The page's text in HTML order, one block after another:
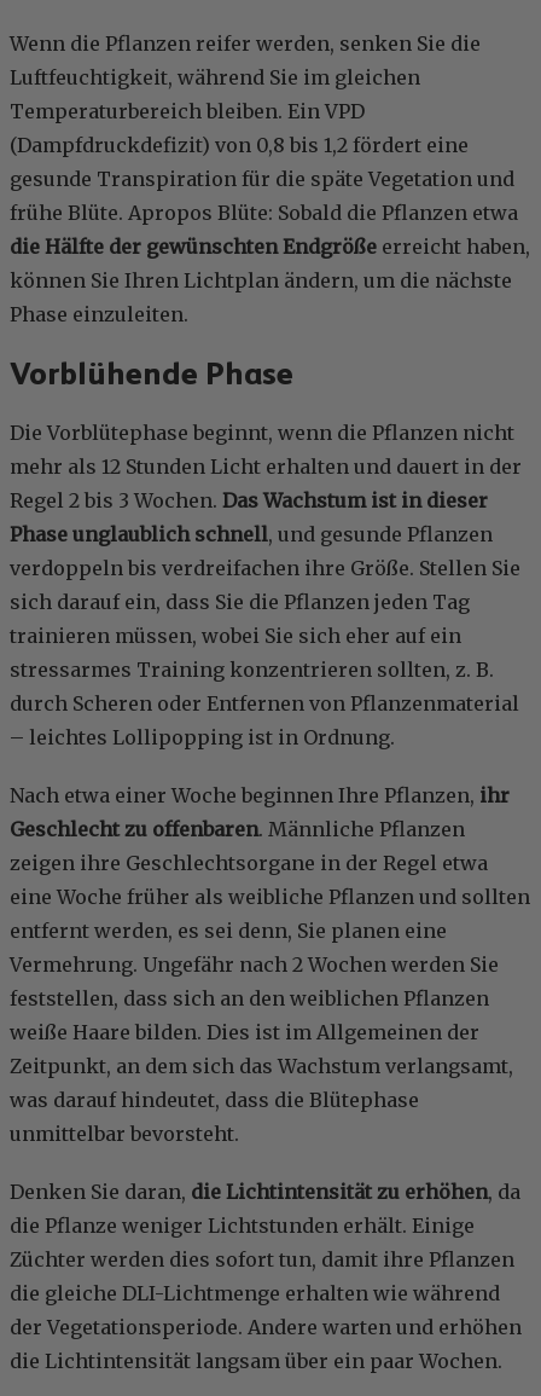
Wenn die Pflanzen reifer werden, senken Sie die
Luftfeuchtigkeit, während Sie im gleichen
Temperaturbereich bleiben. Ein VPD
(Dampfdruckdefizit) von 0,8 bis 1,2 fördert eine
gesunde Transpiration für die späte Vegetation und
frühe Blüte. Apropos Blüte: Sobald die Pflanzen etwa
die Hälfte der gewünschten Endgröße erreicht haben,
können Sie Ihren Lichtplan ändern, um die nächste
Phase einzuleiten.
Vorblühende Phase
Die Vorblütephase beginnt, wenn die Pflanzen nicht
mehr als 12 Stunden Licht erhalten und dauert in der
Regel 2 bis 3 Wochen. Das Wachstum ist in dieser
Phase unglaublich schnell, und gesunde Pflanzen
verdoppeln bis verdreifachen ihre Größe. Stellen Sie
sich darauf ein, dass Sie die Pflanzen jeden Tag
trainieren müssen, wobei Sie sich eher auf ein
stressarmes Training konzentrieren sollten, z. B.
durch Scheren oder Entfernen von Pflanzenmaterial
– leichtes Lollipopping ist in Ordnung.
Nach etwa einer Woche beginnen Ihre Pflanzen, ihr
Geschlecht zu offenbaren. Männliche Pflanzen
zeigen ihre Geschlechtsorgane in der Regel etwa
eine Woche früher als weibliche Pflanzen und sollten
entfernt werden, es sei denn, Sie planen eine
Vermehrung. Ungefähr nach 2 Wochen werden Sie
feststellen, dass sich an den weiblichen Pflanzen
weiße Haare bilden. Dies ist im Allgemeinen der
Zeitpunkt, an dem sich das Wachstum verlangsamt,
was darauf hindeutet, dass die Blütephase
unmittelbar bevorsteht.
Denken Sie daran, die Lichtintensität zu erhöhen, da
die Pflanze weniger Lichtstunden erhält. Einige
Züchter werden dies sofort tun, damit ihre Pflanzen
die gleiche DLI-Lichtmenge erhalten wie während
der Vegetationsperiode. Andere warten und erhöhen
die Lichtintensität langsam über ein paar Wochen.